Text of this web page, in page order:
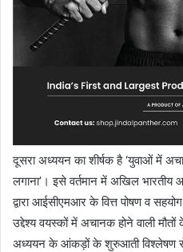
दूसरा अध्ययन का शीर्षक है ‘युवाओं में
लगाना’। इसे वर्तमान में अखिल भारतीय
द्वारा आईसीएमआर के वित्त पोषण व
उद्देश्य वयस्कों में अचानक होने वाली मौतों
अध्ययन के आंकड़ों के शुरुआती विश्लेषण से